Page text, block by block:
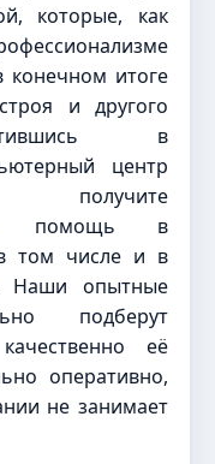
которые, как
конечном итоге
и другого
в
центр
помощь в
в том числе и в
Наши опытные
подберут
её
оперативно,
не занимает